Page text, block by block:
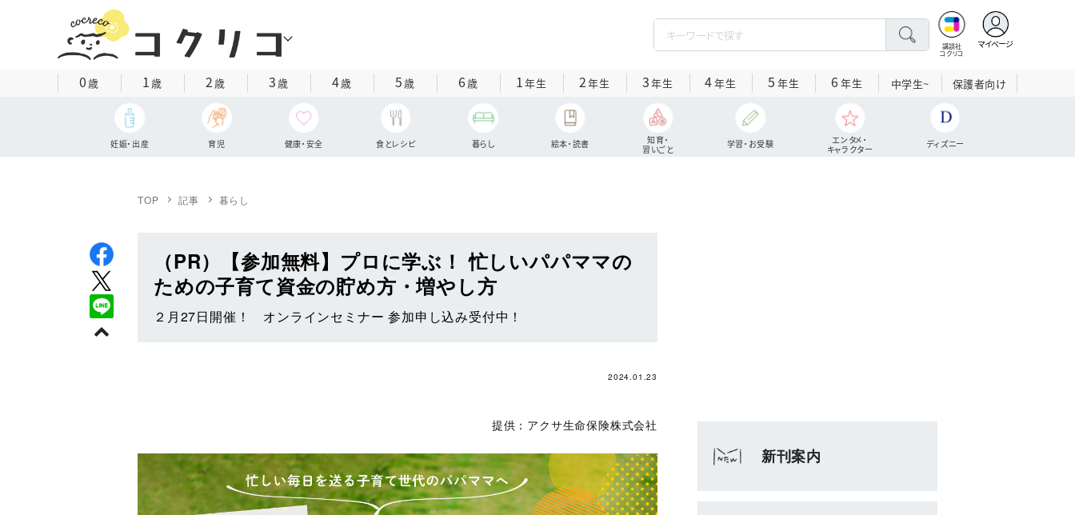
講談社
コクリコ
マイページ
0歳 1歳 2歳 3歳 4歳 5歳 6歳 1年生 2年生 3年生 4年生 5 年生 6 年生 中学生~ 保護者向け
妊娠・出産 育児 健康・安全 食とレシピ 暮らし 絵本・読書
知育・
習いごと
学習・お受験
エンタメ・
キャラクター
ディズニー
TOP 記事 暮らし
（PR）【参加無料】プロに学ぶ！ 忙しいパパママの
ための子育て資金の貯め方・増やし方
２月27日開催！ オンラインセミナー 参加申し込み受付中！
2024.01.23
提供：アクサ生命保険株式会社
新刊案内